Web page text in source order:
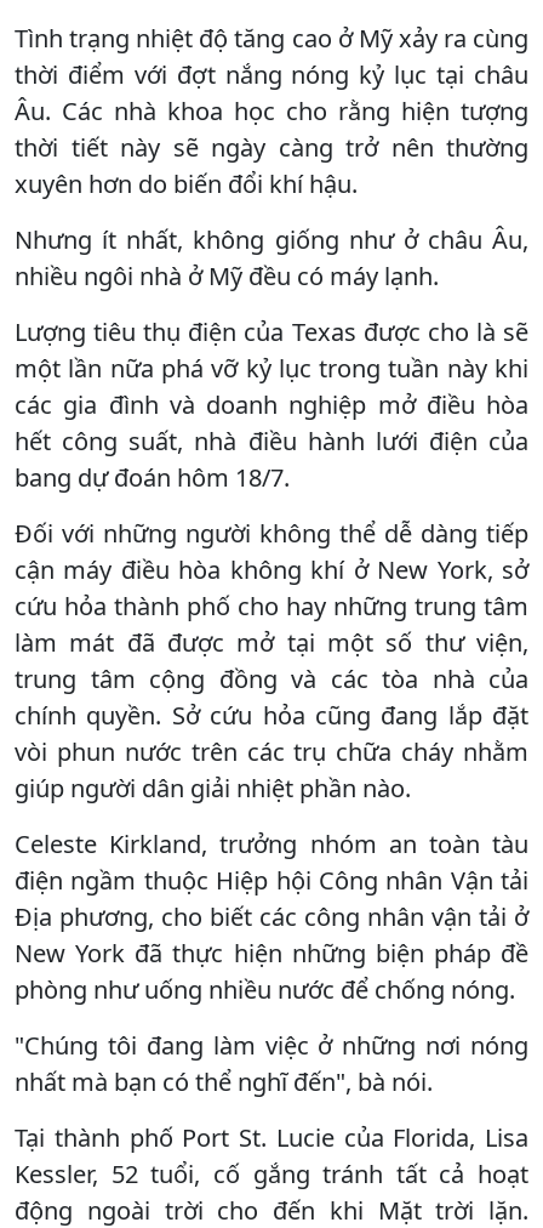
Tình trạng nhiệt độ tăng cao ở Mỹ xảy ra cùng
thời điểm với đợt nắng nóng kỷ lục tại châu
Âu. Các nhà khoa học cho rằng hiện tượng
thời tiết này sẽ ngày càng trở nên thường
xuyên hơn do biến đổi khí hậu.
Nhưng ít nhất, không giống như ở châu Âu,
nhiều ngôi nhà ở Mỹ đều có máy lạnh.
Lượng tiêu thụ điện của Texas được cho là sẽ
một lần nữa phá vỡ kỷ lục trong tuần này khi
các gia đình và doanh nghiệp mở điều hòa
hết công suất, nhà điều hành lưới điện của
bang dự đoán hôm 18/7.
Đối với những người không thể dễ dàng tiếp
cận máy điều hòa không khí ở New York, sở
cứu hỏa thành phố cho hay những trung tâm
làm mát đã được mở tại một số thư viện,
trung tâm cộng đồng và các tòa nhà của
chính quyền. Sở cứu hỏa cũng đang lắp đặt
vòi phun nước trên các trụ chữa cháy nhằm
giúp người dân giải nhiệt phần nào.
Celeste Kirkland, trưởng nhóm an toàn tàu
điện ngầm thuộc Hiệp hội Công nhân Vận tải
Địa phương, cho biết các công nhân vận tải ở
New York đã thực hiện những biện pháp đề
phòng như uống nhiều nước để chống nóng.
"Chúng tôi đang làm việc ở những nơi nóng
nhất mà bạn có thể nghĩ đến", bà nói.
Tại thành phố Port St. Lucie của Florida, Lisa
Kessler, 52 tuổi, cố gắng tránh tất cả hoạt
động ngoài trời cho đến khi Mặt trời lặn.